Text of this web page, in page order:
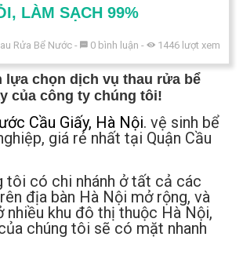
LÀM SẠCH 99%
Rửa Bể Nước- 0 bình luận - 1446 lượt xem
lựa chọn dịch vụ thau rửa bể
của công ty chúng tôi!
Cầu Giấy, Hà Nội. vệ sinh bể
giá rẻ nhất tại Quận Cầu
tôi có chi nhánh ở tất cả các
địa bàn Hà Nội mở rộng, và
nhiều khu đô thị thuộc Hà Nội,
chúng tôi sẽ có mặt nhanh